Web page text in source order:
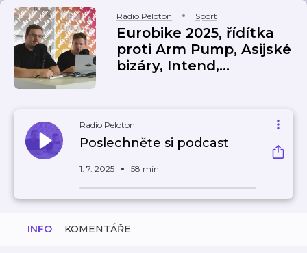
Radio Peloton Sport
Eurobike 2025, řídítka
proti Arm Pump, Asijské
bizáry, Intend,...
Radio Peloton
Poslechněte si podcast
1. 7. 2025 58 min
INFO KOMENTÁŘE